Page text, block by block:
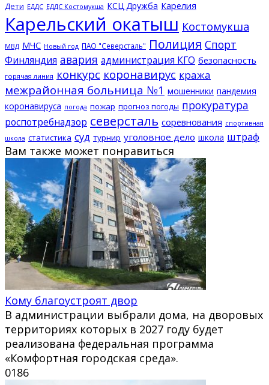
Дети ЕДДС ЕДДС Костомукша КСЦ Дружба Карелия
Карельский окатыш Костомукша
МВД МЧС Новый год ПАО "Северсталь" Полиция Спорт
Финляндия авария администрация КГО безопасность
горячая линия конкурс коронавирус кража
межрайонная больница №1 мошенники пандемия
коронавируса погода пожар прогноз погоды прокуратура
роспотребнадзор северсталь соревнования спортивная
школа статистика суд турнир уголовное дело школа штраф
Вам также может понравиться
Кому благоустроят двор
В администрации выбрали дома, на дворовых
территориях которых в 2027 году будет
реализована федеральная программа
«Комфортная городская среда».
0186